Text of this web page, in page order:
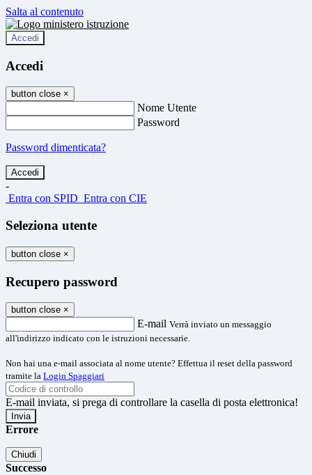
Salta al contenuto
Accedi
Accedi
button close ×
Nome Utente
Password
Password dimenticata?
-
Entra con SPID Entra con CIE
Seleziona utente
button close ×
Recupero password
button close ×
E-mail Verrà inviato un messaggio
all'indirizzo indicato con le istruzioni necessarie.
Non hai una e-mail associata al nome utente? Effettua il reset della password
tramite la Login Spaggiari
E-mail inviata, si prega di controllare la casella di posta elettronica!
Errore
Chiudi
Successo